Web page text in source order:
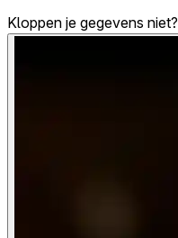
Kloppen je gegevens niet?